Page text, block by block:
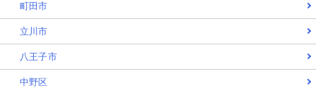
町田市
立川市
八王子市
中野区